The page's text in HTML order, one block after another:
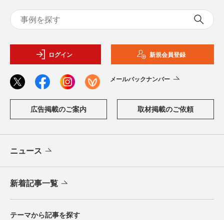
ログイン 新規会員登録
メールバックナンバー
広告掲載のご案内 取材掲載のご依頼
ニュース
新着記事一覧
テーマから記事を探す